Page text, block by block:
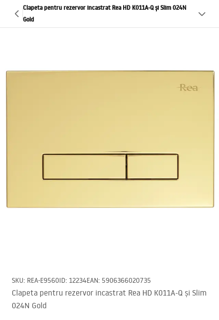
Clapeta pentru rezervor incastrat Rea HD K011A-Q și Slim 024N
Gold
SKU: REA-E9560ID: 12234EAN: 5906366020735
Clapeta pentru rezervor incastrat Rea HD K011A-Q și Slim
024N Gold